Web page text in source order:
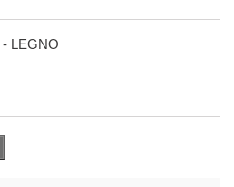
LEGNO